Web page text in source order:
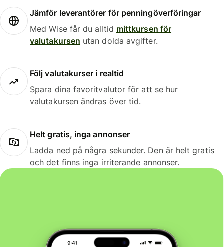
Jämför leverantörer för penningöverföringar
Med Wise får du alltid mittkursen för
valutakursen utan dolda avgifter.
Följ valutakurser i realtid
Spara dina favoritvalutor för att se hur
valutakursen ändras över tid.
Helt gratis, inga annonser
Ladda ned på några sekunder. Den är helt gratis
och det finns inga irriterande annonser.